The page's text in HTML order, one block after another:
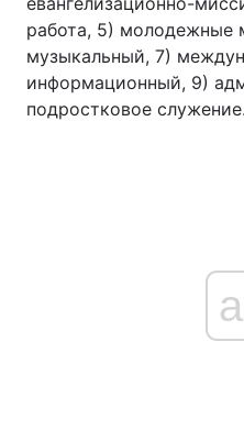
работа, 5) молодежные
музыкальный, 7)
информационный, 9)
подростковое служение.